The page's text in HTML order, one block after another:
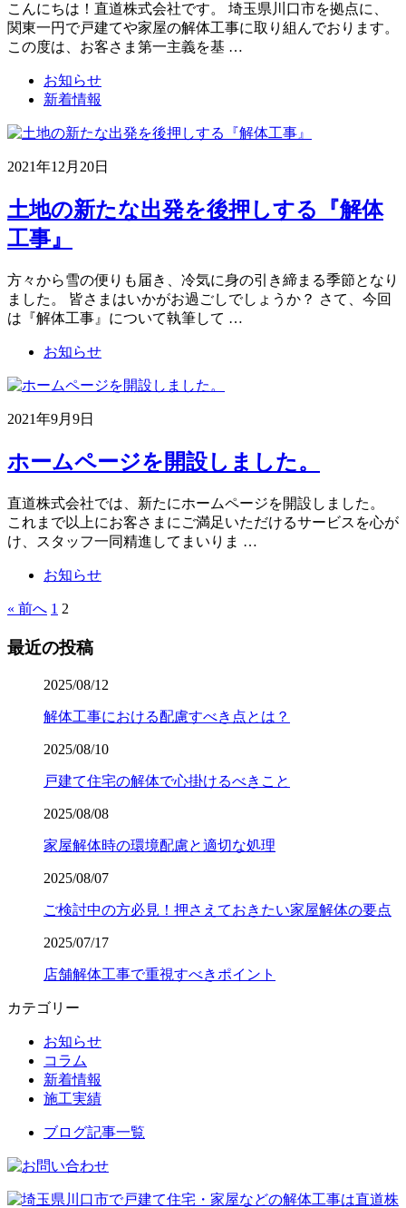
こんにちは！直道株式会社です。 埼玉県川口市を拠点に、
関東一円で戸建てや家屋の解体工事に取り組んでおります。
この度は、お客さま第一主義を基 …
お知らせ
新着情報
2021年12月20日
土地の新たな出発を後押しする『解体
工事』
方々から雪の便りも届き、冷気に身の引き締まる季節となり
ました。 皆さまはいかがお過ごしでしょうか？ さて、今回
は『解体工事』について執筆して …
お知らせ
2021年9月9日
ホームページを開設しました。
直道株式会社では、新たにホームページを開設しました。
これまで以上にお客さまにご満足いただけるサービスを心が
け、スタッフ一同精進してまいりま …
お知らせ
« 前へ 1 2
最近の投稿
2025/08/12
解体工事における配慮すべき点とは？
2025/08/10
戸建て住宅の解体で心掛けるべきこと
2025/08/08
家屋解体時の環境配慮と適切な処理
2025/08/07
ご検討中の方必見！押さえておきたい家屋解体の要点
2025/07/17
店舗解体工事で重視すべきポイント
カテゴリー
お知らせ
コラム
新着情報
施工実績
ブログ記事一覧